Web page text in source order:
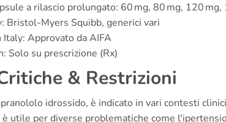
a rilascio prolungato: 60 mg, 80 mg, 120 mg,
Bristol-Myers Squibb, generici vari
Approvato da AIFA
Solo su prescrizione (Rx)
& Restrizioni
idrossido, è indicato in vari contesti
utile per diverse problematiche come